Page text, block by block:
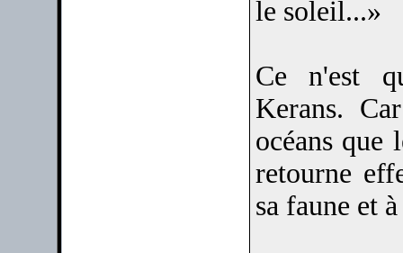
le soleil...»
Ce n'est
Kerans.
océans que
retourne
sa faune et